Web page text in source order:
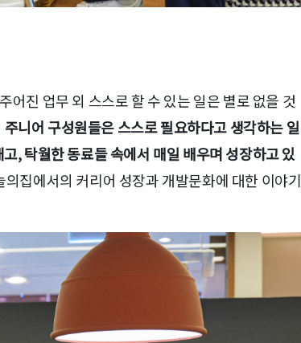
진 업무 외 스스로 할 수 있는 일은 별로 없을 것
니어 구성원들은 스스로 필요하다고 생각하는 일
, 탁월한 동료들 속에서 매일 배우며 성장하고 있
집에서의 커리어 성장과 개발문화에 대한 이야기